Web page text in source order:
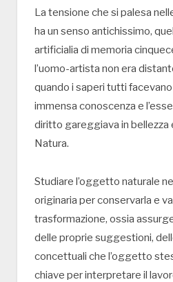
La tensione che si palesa
ha un senso antichissimo,
artificialia di memoria
l’uomo-artista non era
quando i saperi tutti facevano
immensa conoscenza e
diritto gareggiava in bellezza
Natura.
Studiare l’oggetto naturale
originaria per conservarla e
trasformazione, ossia
delle proprie suggestioni,
concettuali che l’oggetto
chiave per interpretare il